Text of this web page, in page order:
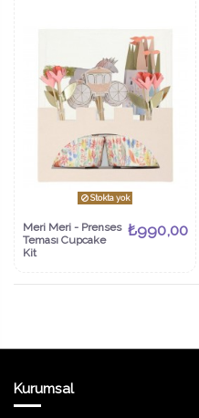
Stokta yok
Meri Meri - Prenses
Teması Cupcake
Kit
₺990,00
Kurumsal